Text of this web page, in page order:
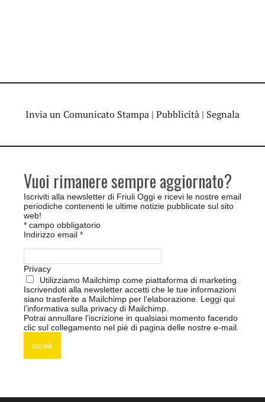
Invia un Comunicato Stampa | Pubblicità | Segnala
Vuoi rimanere sempre aggiornato?
Iscriviti alla newsletter di Friuli Oggi e ricevi le nostre email
periodiche contenenti le ultime notizie pubblicate sul sito
web!
* campo obbligatorio
Indirizzo email *
Privacy
Utilizziamo Mailchimp come piattaforma di marketing.
Iscrivendoti alla newsletter accetti che le tue informazioni
siano trasferite a Mailchimp per l’elaborazione. Leggi qui
l’informativa sulla privacy di Mailchimp
Potrai annullare l’iscrizione in qualsiasi momento facendo
clic sul collegamento nel piè di pagina delle nostre e-mail.